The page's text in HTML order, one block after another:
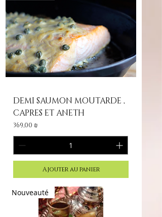
DEMI SAUMON MOUTARDE ,
CAPRES ET ANETH
Prix
369,00 ₪
Ajouter au panier
Nouveauté